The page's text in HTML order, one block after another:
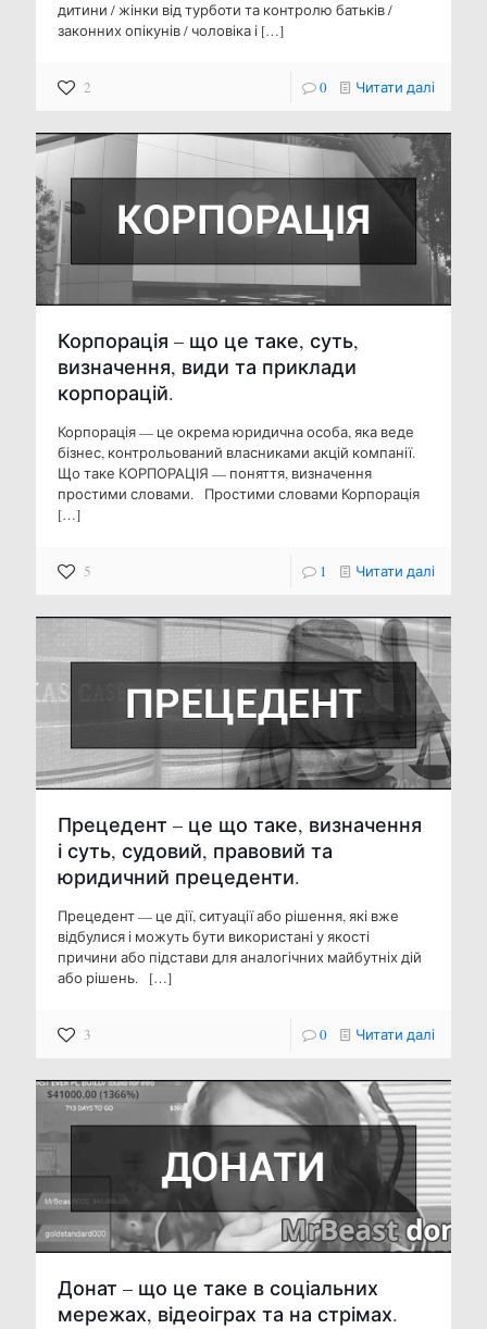
дитини / жінки від турботи та контролю батьків /
законних опікунів / чоловіка і […]
2 0 Читати далі
Корпорація – що це таке, суть,
визначення, види та приклади
корпорацій.
Корпорація — це окрема юридична особа, яка веде
бізнес, контрольований власниками акцій компанії.
Що таке КОРПОРАЦІЯ — поняття, визначення
простими словами. Простими словами Корпорація
[…]
5 1 Читати далі
Прецедент – це що таке, визначення
і суть, судовий, правовий та
юридичний прецеденти.
Прецедент — це дії, ситуації або рішення, які вже
відбулися і можуть бути використані у якості
причини або підстави для аналогічних майбутніх дій
або рішень.
[…]
3 0 Читати далі
Донат – що це таке в соціальних
мережах, відеоіграх та на стрімах.